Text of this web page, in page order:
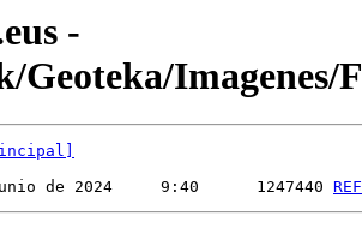
-
Geoteka/Imagenes/
de 2024     9:40      1247440